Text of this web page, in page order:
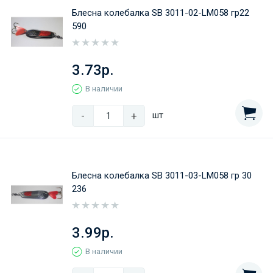
Блесна колебалка SB 3011-02-LM058 гр22
590
3.73р.
В наличии
- + шт
Блесна колебалка SB 3011-03-LM058 гр 30
236
3.99р.
В наличии